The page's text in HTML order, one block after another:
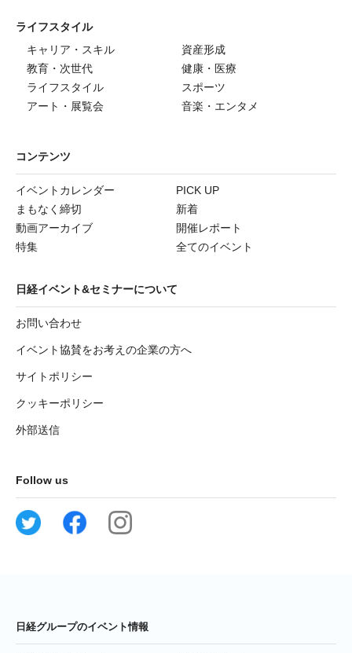
ライフスタイル
キャリア・スキル
資産形成
教育・次世代
健康・医療
ライフスタイル
スポーツ
アート・展覧会
音楽・エンタメ
コンテンツ
イベントカレンダー
PICK UP
まもなく締切
新着
動画アーカイブ
開催レポート
特集
全てのイベント
日経イベント&セミナーについて
お問い合わせ
イベント協賛をお考えの企業の方へ
サイトポリシー
クッキーポリシー
外部送信
Follow us
日経グループのイベント情報